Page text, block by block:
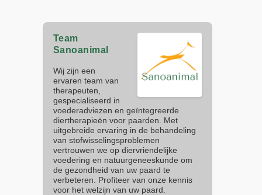
Team
Sanoanimal
Wij zijn een
ervaren team van
therapeuten,
gespecialiseerd in
voederadviezen en geïntegreerde
diertherapieën voor paarden. Met
uitgebreide ervaring in de behandeling
van stofwisselingsproblemen
vertrouwen we op diervriendelijke
voedering en natuurgeneeskunde om
de gezondheid van uw paard te
verbeteren. Profiteer van onze kennis
voor het welzijn van uw paard.